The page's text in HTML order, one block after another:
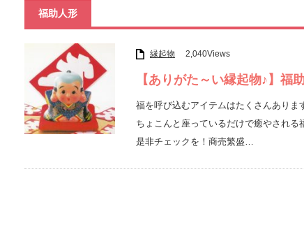
福助人形
縁起物 2,040Views
【ありがた～い縁起物♪】福
福を呼び込むアイテムはたくさんありま
ちょこんと座っているだけで癒やされ
是非チェックを！商売繁盛…